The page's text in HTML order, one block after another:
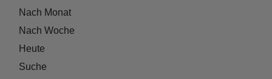
Nach Monat
Nach Woche
Heute
Suche